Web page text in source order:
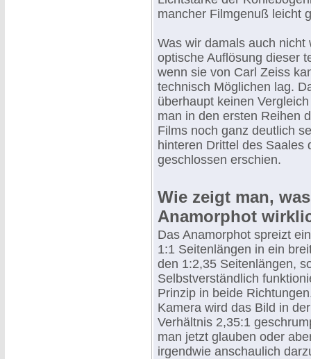
mancher Filmgenuß leicht
Was wir damals auch
optische Auflösung dieser
wenn sie von Carl Zeiss
technisch Möglichen lag.
überhaupt keinen
man in den ersten Reihen
Films noch ganz deutlich
hinteren Drittel des Saales
geschlossen erschien.
Wie zeigt man,
Anamorphot
Das Anamorphot spreizt
1:1 Seitenlängen in ein
den 1:2,35 Seitenlängen,
Selbstverständlich
Prinzip in beide
Kamera wird das Bild in
Verhältnis 2,35:1
man jetzt glauben oder
irgendwie anschaulich